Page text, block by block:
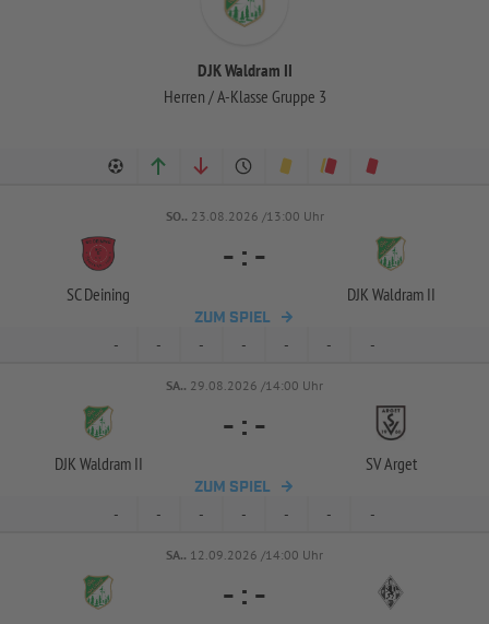
DJK Waldram II
Herren / A-Klasse Gruppe 3
SO.. 23.08.2026 /13:00 Uhr
SC Deining
- : -
DJK Waldram II
ZUM SPIEL
- - - - - - -
SA.. 29.08.2026 /14:00 Uhr
DJK Waldram II
- : -
SV Arget
ZUM SPIEL
- - - - - - -
SA.. 12.09.2026 /14:00 Uhr
- : -